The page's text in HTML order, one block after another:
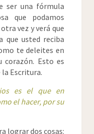
ser una fórmula
que podamos
vez y verá que
que usted reciba
te deleites en
corazón. Esto es
Escritura.
es el que en
el hacer, por su
lograr dos cosas: